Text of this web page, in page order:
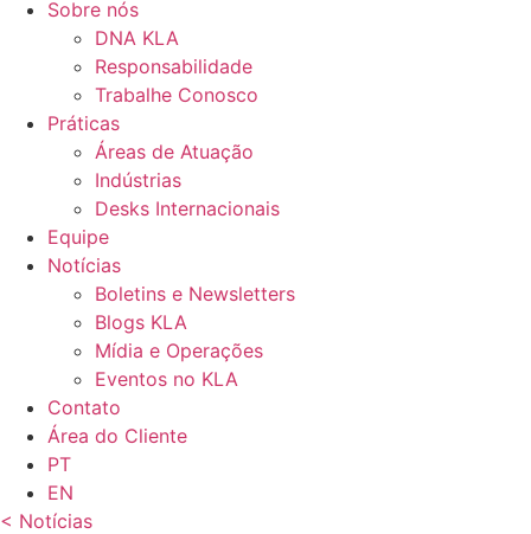
Sobre nós
DNA KLA
Responsabilidade
Trabalhe Conosco
Práticas
Áreas de Atuação
Indústrias
Desks Internacionais
Equipe
Notícias
Boletins e Newsletters
Blogs KLA
Mídia e Operações
Eventos no KLA
Contato
Área do Cliente
PT
EN
< Notícias